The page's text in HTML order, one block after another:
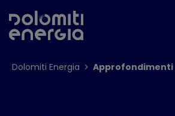
Dolomiti Energia Approfondimenti